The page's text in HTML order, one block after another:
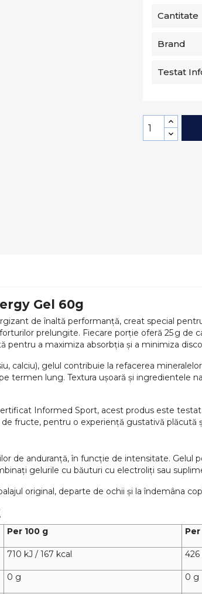
Cantitate
Brand
Testat
Gel 60g
de înaltă performanță, creat special
prelungite. Fiecare porție oferă 25 g de
pentru a maximiza absorbția și a minimiza
calciu), gelul contribuie la refacerea
termen lung. Textura ușoară și ingredientele
Informed Sport, acest produs este
fructe, pentru o experiență gustativă plăcută
de anduranță, în funcție de intensitate. Gelul
gelurile cu băuturi cu electroliți sau
original, departe de ochii și la îndemâna
Per 100 g
710 kJ / 167 kcal 426
0 g 0 g